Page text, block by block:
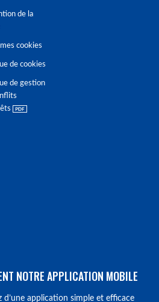
de la
cookies
de cookies
de gestion
NOTRE APPLICATION MOBILE
d’une application simple et efficace